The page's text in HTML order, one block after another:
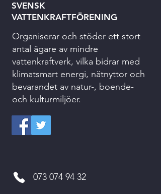
SVENSK
VATTENKRAFTFÖRENING
Organiserar och stöder ett stort
antal ägare av mindre
vattenkraftverk, vilka bidrar med
klimatsmart energi, nätnyttor och
bevarandet av natur-, boende-
och kulturmiljöer.
073 074 94 32